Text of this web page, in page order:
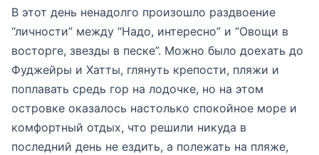
В этот день ненадолго произошло раздвоение
“личности” между “Надо, интересно” и “Овощи в
восторге, звезды в песке”. Можно было доехать до
Фуджейры и Хатты, глянуть крепости, пляжи и
поплавать средь гор на лодочке, но на этом
островке оказалось настолько спокойное море и
комфортный отдых, что решили никуда в
последний день не ездить, а полежать на пляже,